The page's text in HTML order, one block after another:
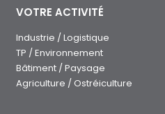
VOTRE ACTIVITÉ
Industrie / Logistique
TP / Environnement
Bâtiment / Paysage
Agriculture / Ostréiculture